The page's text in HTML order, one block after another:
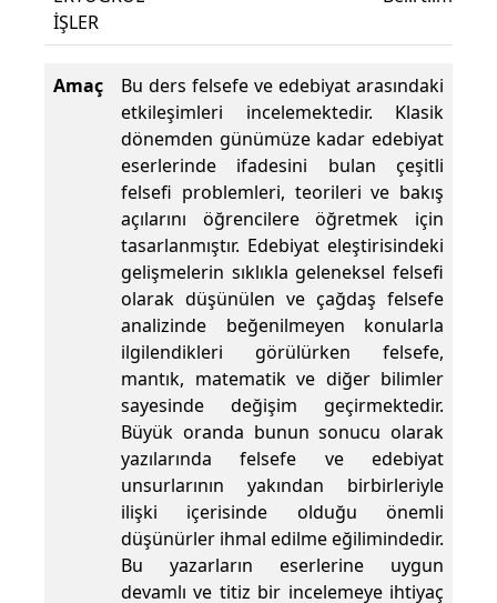
İŞLER
Amaç
Bu ders felsefe ve edebiyat arasındaki
etkileşimleri incelemektedir. Klasik
dönemden günümüze kadar edebiyat
eserlerinde ifadesini bulan çeşitli
felsefi problemleri, teorileri ve bakış
açılarını öğrencilere öğretmek için
tasarlanmıştır. Edebiyat eleştirisindeki
gelişmelerin sıklıkla geleneksel felsefi
olarak düşünülen ve çağdaş felsefe
analizinde beğenilmeyen konularla
ilgilendikleri görülürken felsefe,
mantık, matematik ve diğer bilimler
sayesinde değişim geçirmektedir.
Büyük oranda bunun sonucu olarak
yazılarında felsefe ve edebiyat
unsurlarının yakından birbirleriyle
ilişki içerisinde olduğu önemli
düşünürler ihmal edilme eğilimindedir.
Bu yazarların eserlerine uygun
devamlı ve titiz bir incelemeye ihtiyaç